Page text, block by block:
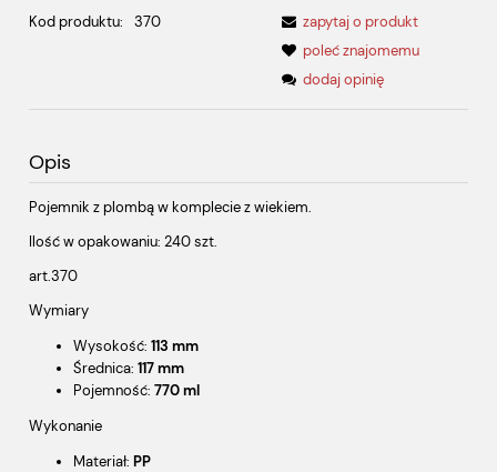
Kod produktu: 370
zapytaj o produkt
poleć znajomemu
dodaj opinię
Opis
Pojemnik z plombą w komplecie z wiekiem.
Ilość w opakowaniu: 240 szt.
art.370
Wymiary
Wysokość: 113 mm
Średnica: 117 mm
Pojemność: 770 ml
Wykonanie
Materiał: PP